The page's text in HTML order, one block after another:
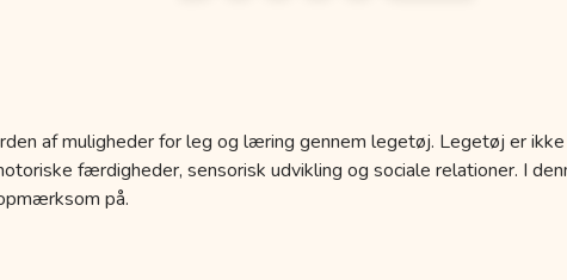
af muligheder for leg og læring gennem legetøj. Legetøj er
færdigheder, sensorisk udvikling og sociale relationer. I
på.